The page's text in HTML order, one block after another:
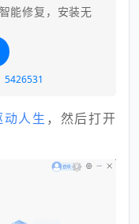
能修复，安装无
5426531
动人生 ，然后打开